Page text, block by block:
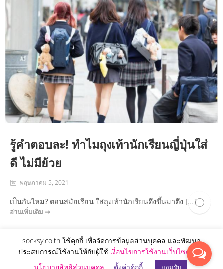
รู้คำตอบละ! ทำไมถุงเท้านักเรียนญี่ปุ่นใส่
ดี ไม่มีย้วย
พฤษภาคม 5, 2021
เป็นกันไหม? ตอนสมัยเรียน ใส่ถุงเท้านักเรียนดึงขึ้นมาตึง [...]
อ่านเพิ่มเติม ➞
Copyright 2021 © socksy.co.th
socksy.co.th ใช้คุกกี้ เพื่อจัดการข้อมูลส่วนบุคคล และพัฒนา
ประสบการณ์ใช้งานให้กับผู้ใช้ เงื่อนไขการใช้งานเว็บไซต์ และ
นโยบายสิทธิส่วนบุคคล
ตั้งค่าคุ้กกี้ ยอมรับ